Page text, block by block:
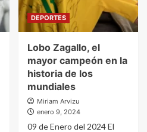
DEPORTES
Lobo Zagallo, el
mayor campeón en la
historia de los
mundiales
Miriam Arvizu
enero 9, 2024
09 de Enero del 2024 El